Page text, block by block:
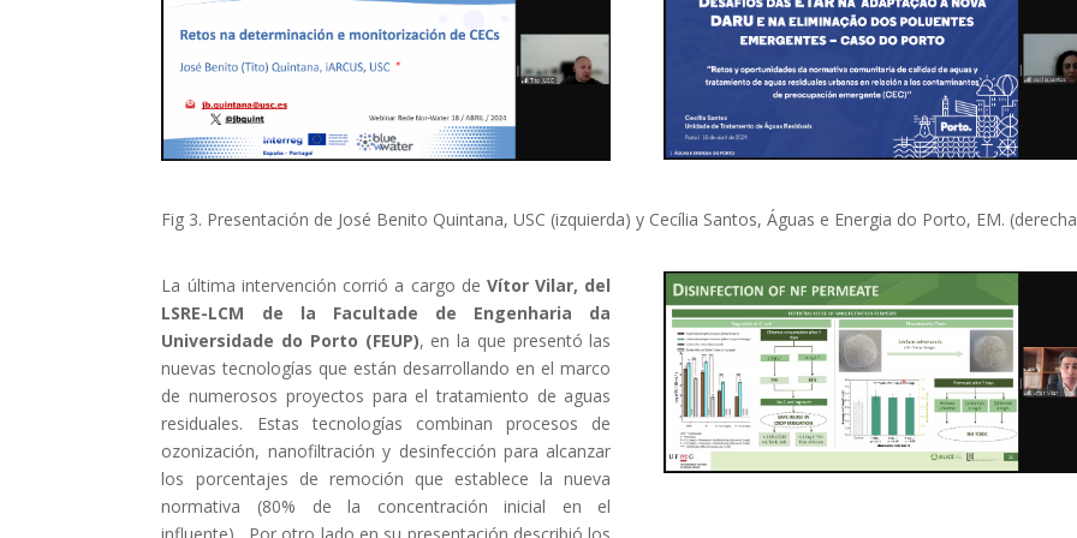
Fig 3. Presentación de José Benito Quintana, USC (izquierda) y Cecília Santos, Águas e Energia do Porto, EM.
La última intervención corrió a cargo de Vítor Vilar, del
LSRE-LCM de la Facultade de Engenharia da
Universidade do Porto (FEUP), en la que presentó las
nuevas tecnologías que están desarrollando en el marco
de numerosos proyectos para el tratamiento de aguas
residuales. Estas tecnologías combinan procesos de
ozonización, nanofiltración y desinfección para alcanzar
los porcentajes de remoción que establece la nueva
normativa (80% de la concentración inicial en el